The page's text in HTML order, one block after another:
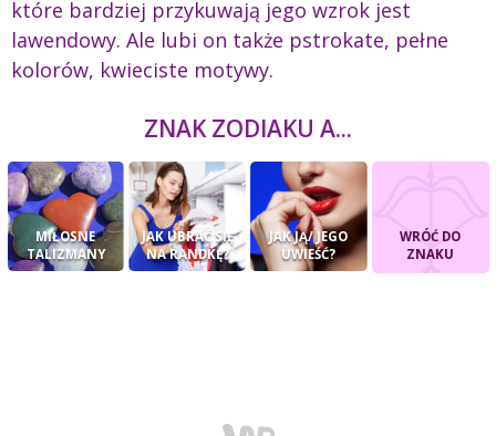
które bardziej przykuwają jego wzrok jest
lawendowy. Ale lubi on także pstrokate, pełne
kolorów, kwieciste motywy.
ZNAK ZODIAKU A...
MIŁOSNE
TALIZMANY
JAK UBRAĆ SIĘ
NA RANDKĘ?
JAK JĄ/ JEGO
UWIEŚĆ?
WRÓĆ DO
ZNAKU